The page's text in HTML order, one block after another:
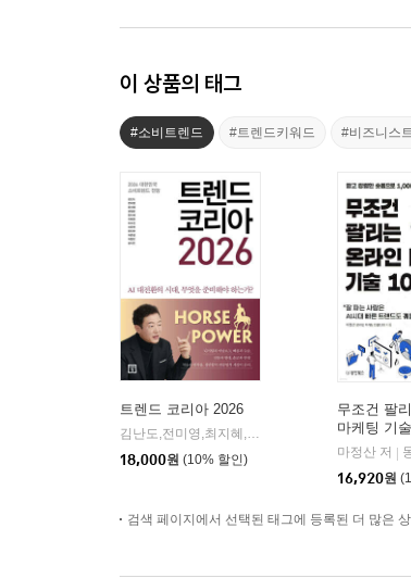
이 상품의 태그
#소비트렌드 #트렌드키워드 #비즈니스
트렌드 코리아 2026
김난도,전미영,최지혜,권정윤,한다혜,이혜원,이수진,서유현,전다현,이준영,이향은,김나은 저
18,000원 (10% 할인)
무조건 팔
마케팅 기
마정산 저
16,920원
검색 페이지에서 선택된 태그에 등록된 더 많은